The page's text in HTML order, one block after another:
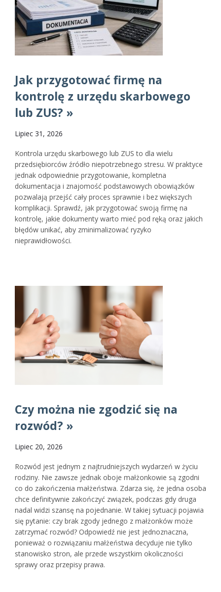
Jak przygotować firmę na
kontrolę z urzędu skarbowego
lub ZUS? »
Lipiec 31, 2026
Kontrola urzędu skarbowego lub ZUS to dla wielu
przedsiębiorców źródło niepotrzebnego stresu. W praktyce
jednak odpowiednie przygotowanie, kompletna
dokumentacja i znajomość podstawowych obowiązków
pozwalają przejść cały proces sprawnie i bez większych
komplikacji. Sprawdź, jak przygotować swoją firmę na
kontrolę, jakie dokumenty warto mieć pod ręką oraz jakich
błędów unikać, aby zminimalizować ryzyko
nieprawidłowości.
Czy można nie zgodzić się na
rozwód? »
Lipiec 20, 2026
Rozwód jest jednym z najtrudniejszych wydarzeń w życiu
rodziny. Nie zawsze jednak oboje małżonkowie są zgodni
co do zakończenia małżeństwa. Zdarza się, że jedna osoba
chce definitywnie zakończyć związek, podczas gdy druga
nadal widzi szansę na pojednanie. W takiej sytuacji pojawia
się pytanie: czy brak zgody jednego z małżonków może
zatrzymać rozwód? Odpowiedź nie jest jednoznaczna,
ponieważ o rozwiązaniu małżeństwa decyduje nie tylko
stanowisko stron, ale przede wszystkim okoliczności
sprawy oraz przepisy prawa.